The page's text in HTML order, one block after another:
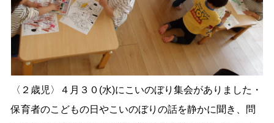
〈２歳児〉４月３０(水)にこいのぼり集会がありました・
保育者のこどもの日やこいのぼりの話を静かに聞き、問